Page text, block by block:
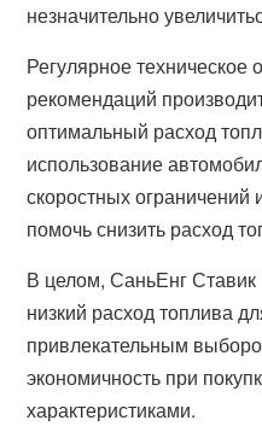
незначительно
Регулярное
рекомендаций
оптимальный расход
использование
скоростных
помочь снизить расход
В целом, СаньЕнг Ставик
низкий расход топлива
привлекательным
экономичность при
характеристиками.